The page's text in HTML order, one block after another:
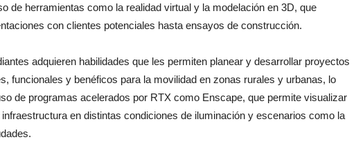
de herramientas como la realidad virtual y la modelación en 3D, que
con clientes potenciales hasta ensayos de construcción.
adquieren habilidades que les permiten planear y desarrollar proyectos
funcionales y benéficos para la movilidad en zonas rurales y urbanas, lo
de programas acelerados por RTX como Enscape, que permite visualizar
en distintas condiciones de iluminación y escenarios como la